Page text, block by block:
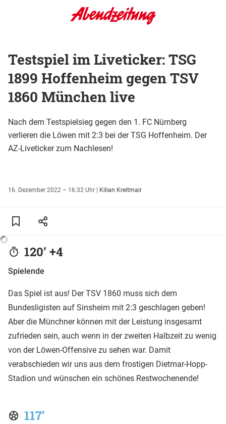
Testspiel im Liveticker: TSG
1899 Hoffenheim gegen TSV
1860 München live
Nach dem Testspielsieg gegen den 1. FC Nürnberg
verlieren die Löwen mit 2:3 bei der TSG Hoffenheim. Der
AZ-Liveticker zum Nachlesen!
16. Dezember 2022 – 16:32 Uhr | Kilian Kreitmair
120’ +4
Spielende
Das Spiel ist aus! Der TSV 1860 muss sich dem
Bundesligisten auf Sinsheim mit 2:3 geschlagen geben!
Aber die Münchner können mit der Leistung insgesamt
zufrieden sein, auch wenn in der zweiten Halbzeit zu wenig
von der Löwen-Offensive zu sehen war. Damit
verabschieden wir uns aus dem frostigen Dietmar-Hopp-
Stadion und wünschen ein schönes Restwochenende!
117’